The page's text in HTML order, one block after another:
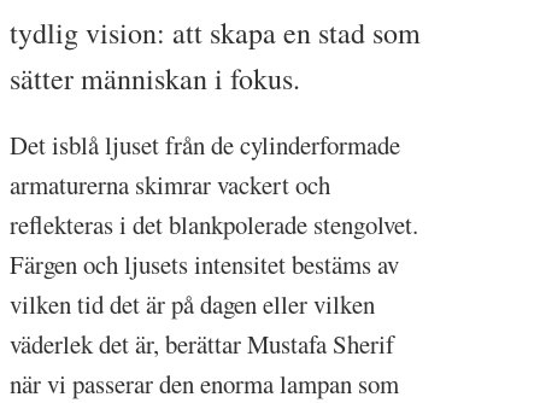
tydlig vision: att skapa en stad som
sätter människan i fokus.
Det isblå ljuset från de cylinderformade
armaturerna skimrar vackert och
reflekteras i det blankpolerade stengolvet.
Färgen och ljusets intensitet bestäms av
vilken tid det är på dagen eller vilken
väderlek det är, berättar Mustafa Sherif
när vi passerar den enorma lampan som